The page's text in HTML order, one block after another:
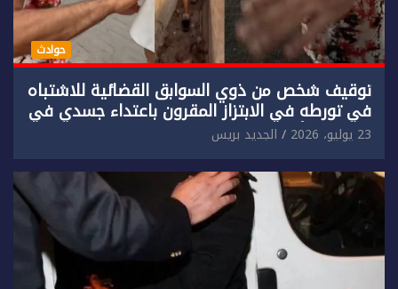
حوادث
توقيف شخص من ذوي السوابق القضائية للاشتباه
في تورطه في الابتزاز المقرون باعتداء جسدي في
حق سائح أجنبي.
23 يوليو، 2026 الجديد بريس